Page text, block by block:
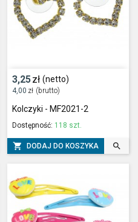
3,25zł (netto)
4,00 zł (brutto)
Kolczyki - MF2021-2
Dostępność: 118 szt.
 DODAJ DO KOSZYKA 